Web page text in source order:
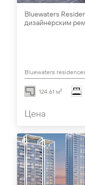
Bluewaters
дизайнерским
Bluewaters
124.61 м²
Цена